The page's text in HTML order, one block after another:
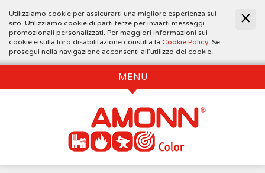
Utilizziamo cookie per assicurarti una migliore esperienza sul
sito. Utilizziamo cookie di parti terze per inviarti messaggi
promozionali personalizzati. Per maggiori informazioni sui
cookie e sulla loro disabilitazione consulta la Cookie Policy. Se
prosegui nella navigazione acconsenti all’utilizzo dei cookie.
MENU